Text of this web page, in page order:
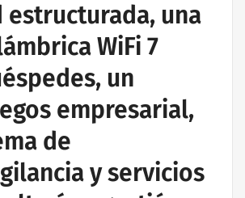
estructurada, una
WiFi 7
un
empresarial,
de
y servicios